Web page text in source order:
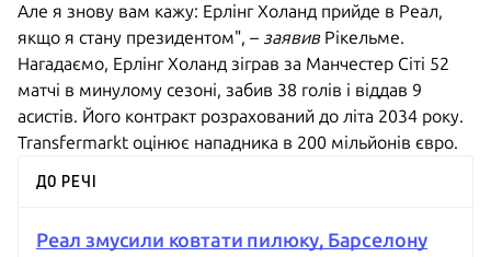
Але я знову вам кажу: Ерлінг Холанд прийде в Реал,
якщо я стану президентом", – заявивРікельме.
Нагадаємо, Ерлінг Холанд зіграв за Манчестер Сіті 52
матчі в минулому сезоні, забив 38 голів і віддав 9
асистів. Його контракт розрахований до літа 2034 року.
Transfermarkt оцінює нападника в 200 мільйонів євро.
ДО РЕЧІ
Реал змусили ковтати пилюку, Барселону